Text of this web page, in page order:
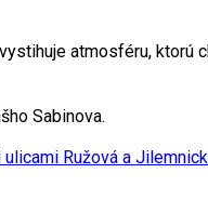
atmosféru, ktorú
Sabinova.
ulicami Ružová a